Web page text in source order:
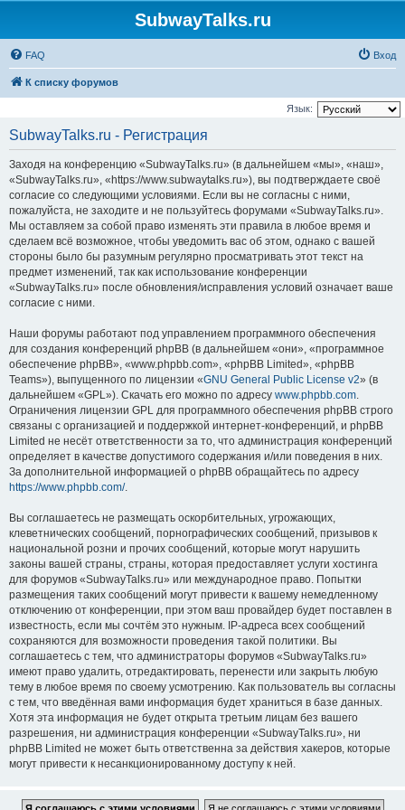
SubwayTalks.ru
FAQ Вход
К списку форумов
Язык:
SubwayTalks.ru - Регистрация
Заходя на конференцию «SubwayTalks.ru» (в дальнейшем «мы», «наш»,
«SubwayTalks.ru», «https://www.subwaytalks.ru»), вы подтверждаете своё
согласие со следующими условиями. Если вы не согласны с ними,
пожалуйста, не заходите и не пользуйтесь форумами «SubwayTalks.ru».
Мы оставляем за собой право изменять эти правила в любое время и
сделаем всё возможное, чтобы уведомить вас об этом, однако с вашей
стороны было бы разумным регулярно просматривать этот текст на
предмет изменений, так как использование конференции
«SubwayTalks.ru» после обновления/исправления условий означает ваше
согласие с ними.
Наши форумы работают под управлением программного обеспечения
для создания конференций phpBB (в дальнейшем «они», «программное
обеспечение phpBB», «www.phpbb.com», «phpBB Limited», «phpBB
Teams»), выпущенного по лицензии «GNU General Public License v2» (в
дальнейшем «GPL»). Скачать его можно по адресу www.phpbb.com.
Ограничения лицензии GPL для программного обеспечения phpBB строго
связаны с организацией и поддержкой интернет-конференций, и phpBB
Limited не несёт ответственности за то, что администрация конференций
определяет в качестве допустимого содержания и/или поведения в них.
За дополнительной информацией о phpBB обращайтесь по адресу
https://www.phpbb.com/.
Вы соглашаетесь не размещать оскорбительных, угрожающих,
клеветнических сообщений, порнографических сообщений, призывов к
национальной розни и прочих сообщений, которые могут нарушить
законы вашей страны, страны, которая предоставляет услуги хостинга
для форумов «SubwayTalks.ru» или международное право. Попытки
размещения таких сообщений могут привести к вашему немедленному
отключению от конференции, при этом ваш провайдер будет поставлен в
известность, если мы сочтём это нужным. IP-адреса всех сообщений
сохраняются для возможности проведения такой политики. Вы
соглашаетесь с тем, что администраторы форумов «SubwayTalks.ru»
имеют право удалить, отредактировать, перенести или закрыть любую
тему в любое время по своему усмотрению. Как пользователь вы согласны
с тем, что введённая вами информация будет храниться в базе данных.
Хотя эта информация не будет открыта третьим лицам без вашего
разрешения, ни администрация конференции «SubwayTalks.ru», ни
phpBB Limited не может быть ответственна за действия хакеров, которые
могут привести к несанкционированному доступу к ней.